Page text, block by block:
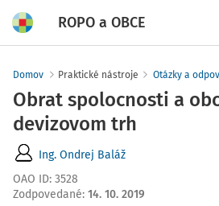
ROPO a OBCE
Domov Praktické nástroje Otázky a
Obrat spolocnosti a
devizovom trh
Ing. Ondrej Baláž
OAO ID: 3528
Zodpovedané: 14. 10. 2019